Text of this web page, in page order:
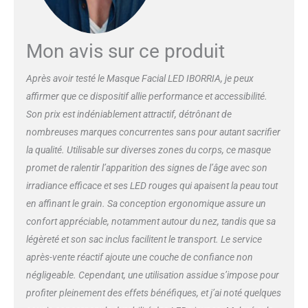
secondaire. Un total de 72
d'onde optimales avec 3 niveaux
FACILE】 Avec des séances
d'une durée d'à peine 10 minutes,
ce masque facial LED
entièrement portable est parfait
pour effectuer plusieurs tâches
ou se détendre. Le masque facial
de luminothérapie s'éteint
automatiquement après la
séance, afin que vous puissiez
vous détendre en sachant que le
travail acharné est fait pour
vous ! 【Pour Tous Les Types de
Peau】 Le masque facial LED
est parfait pour tous les types de
peau et offre de beaux résultats
même pour les types de peau les
Mon avis sur ce produit
Après avoir testé le Masque Facial LED IBORRIA, je peux
affirmer que ce dispositif allie performance et accessibilité.
Son prix est indéniablement attractif, détrônant de
nombreuses marques concurrentes sans pour autant sacrifier
la qualité. Utilisable sur diverses zones du corps, ce masque
promet de ralentir l’apparition des signes de l’âge avec son
irradiance efficace et ses LED rouges qui apaisent la peau tout
en affinant le grain. Sa conception ergonomique assure un
confort appréciable, notamment autour du nez, tandis que sa
légèreté et son sac inclus facilitent le transport. Le service
après-vente réactif ajoute une couche de confiance non
négligeable. Cependant, une utilisation assidue s’impose pour
profiter pleinement des effets bénéfiques, et j’ai noté quelques